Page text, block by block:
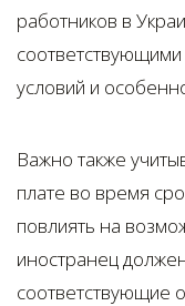
работников в
условий и
Важно также
плате во время
повлиять на
иностранец
соответствующие